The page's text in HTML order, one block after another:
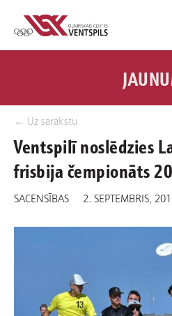
← Uz sarakstu
Ventspilī noslēdzies
frisbija čempionāts
SACENSĪBAS 2. SEPTEMBRIS,